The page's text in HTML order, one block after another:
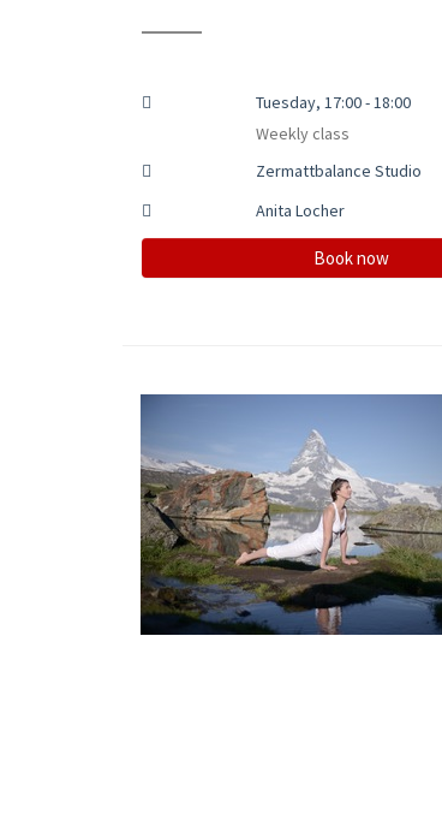
Tuesday, 17:00 - 18:00
Weekly class
Zermattbalance Studio
Anita Locher
Book now